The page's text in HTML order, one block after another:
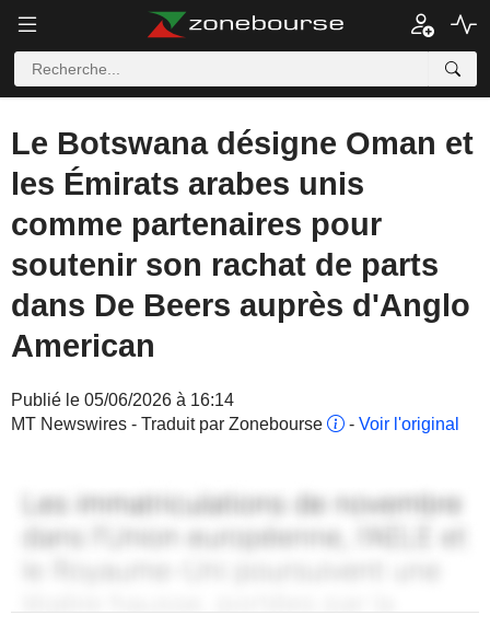
Le Botswana désigne Oman et
les Émirats arabes unis
comme partenaires pour
soutenir son rachat de parts
dans De Beers auprès d'Anglo
American
Publié le 05/06/2026 à 16:14
MT Newswires - Traduit par Zonebourse
- Voir l'original